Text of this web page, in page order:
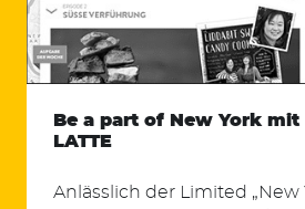
Be a part of New York mit
LATTE
Anlässlich der Limited „New